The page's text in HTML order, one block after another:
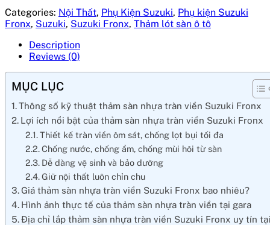
Categories: Nội Thất, Phụ Kiện Suzuki, Phụ kiện Suzuki
Fronx, Suzuki, Suzuki Fronx, Thảm lót sàn ô tô
Description
Reviews (0)
MỤC LỤC
Thông số kỹ thuật thảm sàn nhựa tràn viền Suzuki Fronx
Lợi ích nổi bật của thảm sàn nhựa tràn viền Suzuki Fronx
Thiết kế tràn viền ôm sát, chống lọt bụi tối đa
Chống nước, chống ẩm, chống mùi hôi từ sàn
Dễ dàng vệ sinh và bảo dưỡng
Giữ nội thất luôn chỉn chu
Giá thảm sàn nhựa tràn viền Suzuki Fronx bao nhiêu?
Hình ảnh thực tế của thảm sàn nhựa tràn viền tại gara
Địa chỉ lắp thảm sàn nhựa tràn viền Suzuki Fronx uy tín